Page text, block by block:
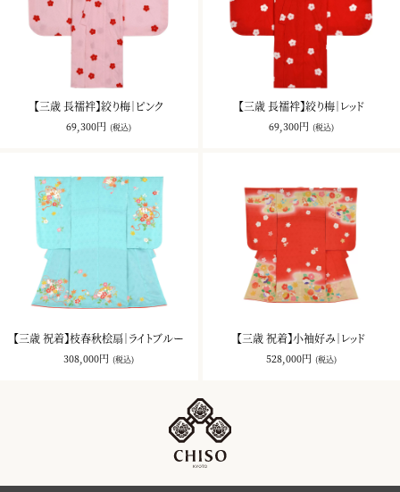
【三歳 長襦袢】絞り梅｜ピンク
69,300円 (税込)
【三歳 長襦袢】絞り梅｜レッド
69,300円 (税込)
【三歳 祝着】枝春秋桧扇｜ライトブルー
308,000円 (税込)
【三歳 祝着】小袖好み｜レッド
528,000円 (税込)